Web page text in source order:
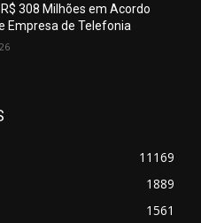
308 Milhões em Acordo
Empresa de Telefonia
11169
1889
1561